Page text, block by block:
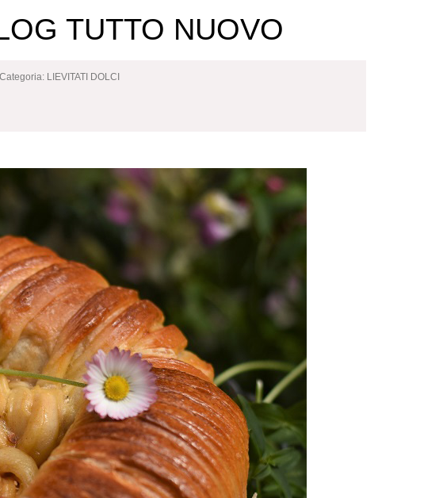
TUTTO NUOVO
Categoria: LIEVITATI DOLCI